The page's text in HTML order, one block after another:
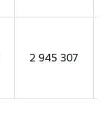
2 945 307